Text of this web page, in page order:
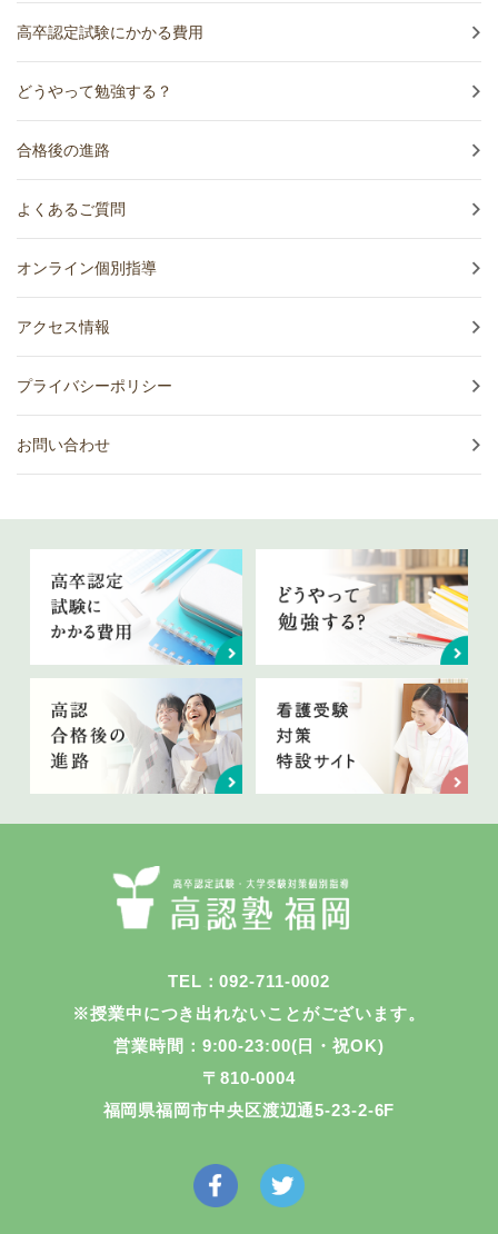
高卒認定試験にかかる費用
どうやって勉強する？
合格後の進路
よくあるご質問
オンライン個別指導
アクセス情報
プライバシーポリシー
お問い合わせ
TEL：092-711-0002
※授業中につき出れないことがございます。
営業時間：9:00-23:00(日・祝OK)
〒810-0004
福岡県福岡市中央区渡辺通5-23-2-6F